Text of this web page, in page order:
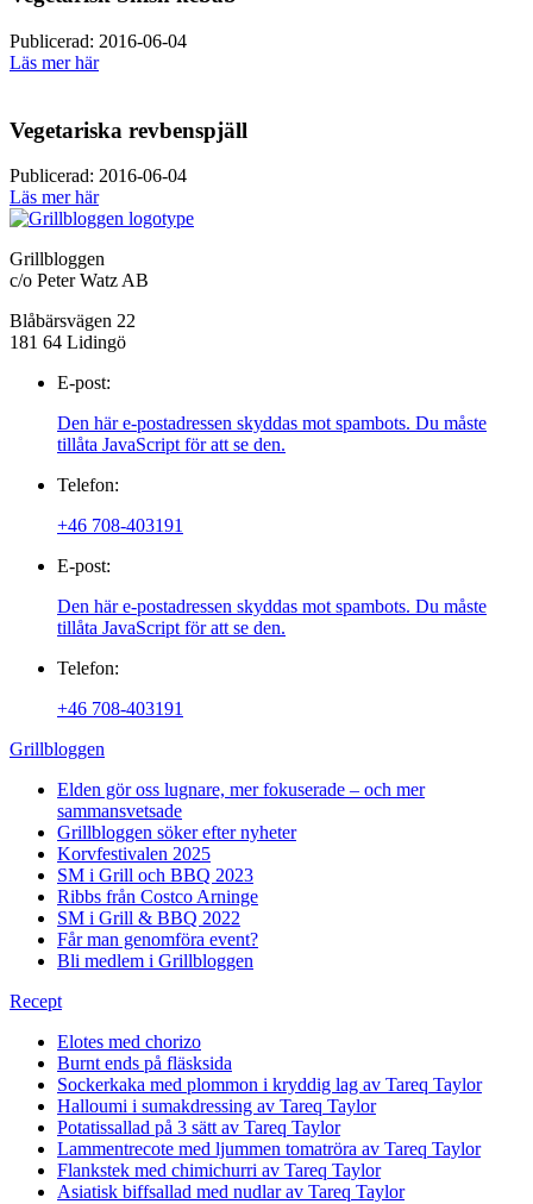
Publicerad: 2016-06-04
Läs mer här
Vegetariska revbenspjäll
Publicerad: 2016-06-04
Läs mer här
Grillbloggen
c/o Peter Watz AB
Blåbärsvägen 22
181 64 Lidingö
E-post:
Den här e-postadressen skyddas mot spambots. Du måste
tillåta JavaScript för att se den.
Telefon:
+46 708-403191
E-post:
Den här e-postadressen skyddas mot spambots. Du måste
tillåta JavaScript för att se den.
Telefon:
+46 708-403191
Grillbloggen
Elden gör oss lugnare, mer fokuserade – och mer
sammansvetsade
Grillbloggen söker efter nyheter
Korvfestivalen 2025
SM i Grill och BBQ 2023
Ribbs från Costco Arninge
SM i Grill & BBQ 2022
Får man genomföra event?
Bli medlem i Grillbloggen
Recept
Elotes med chorizo
Burnt ends på fläsksida
Sockerkaka med plommon i kryddig lag av Tareq Taylor
Halloumi i sumakdressing av Tareq Taylor
Potatissallad på 3 sätt av Tareq Taylor
Lammentrecote med ljummen tomatröra av Tareq Taylor
Flankstek med chimichurri av Tareq Taylor
Asiatisk biffsallad med nudlar av Tareq Taylor